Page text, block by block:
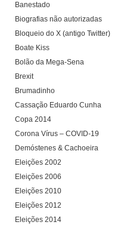
Banestado
Biografias não autorizadas
Bloqueio do X (antigo Twitter)
Boate Kiss
Bolão da Mega-Sena
Brexit
Brumadinho
Cassação Eduardo Cunha
Copa 2014
Corona Vírus – COVID-19
Demóstenes & Cachoeira
Eleições 2002
Eleições 2006
Eleições 2010
Eleições 2012
Eleições 2014